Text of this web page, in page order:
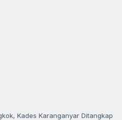
Kades Karanganyar Ditangkap